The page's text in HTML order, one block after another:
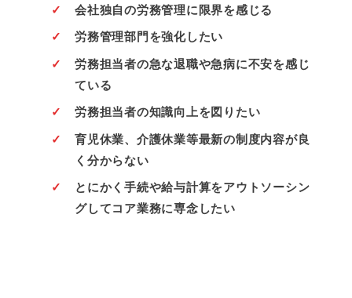
会社独自の労務管理に限界を感じる
労務管理部門を強化したい
労務担当者の急な退職や急病に不安を感じ
ている
労務担当者の知識向上を図りたい
育児休業、介護休業等最新の制度内容が良
く分からない
とにかく手続や給与計算をアウトソーシン
グしてコア業務に専念したい